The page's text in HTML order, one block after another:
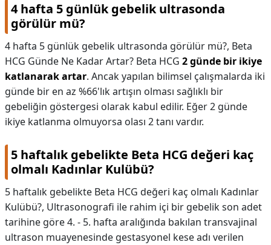
4 hafta 5 günlük gebelik ultrasonda
görülür mü?
4 hafta 5 günlük gebelik ultrasonda görülür mü?, Beta
HCG Günde Ne Kadar Artar? Beta HCG 2 günde bir ikiye
katlanarak artar. Ancak yapılan bilimsel çalışmalarda iki
günde bir en az %66'lık artışın olması sağlıklı bir
gebeliğin göstergesi olarak kabul edilir. Eğer 2 günde
ikiye katlanma olmuyorsa olası 2 tanı vardır.
5 haftalık gebelikte Beta HCG değeri kaç
olmalı Kadınlar Kulübü?
5 haftalık gebelikte Beta HCG değeri kaç olmalı Kadınlar
Kulübü?, Ultrasonografi ile rahim içi bir gebelik son adet
tarihine göre 4. - 5. hafta aralığında bakılan transvajinal
ultrason muayenesinde gestasyonel kese adı verilen